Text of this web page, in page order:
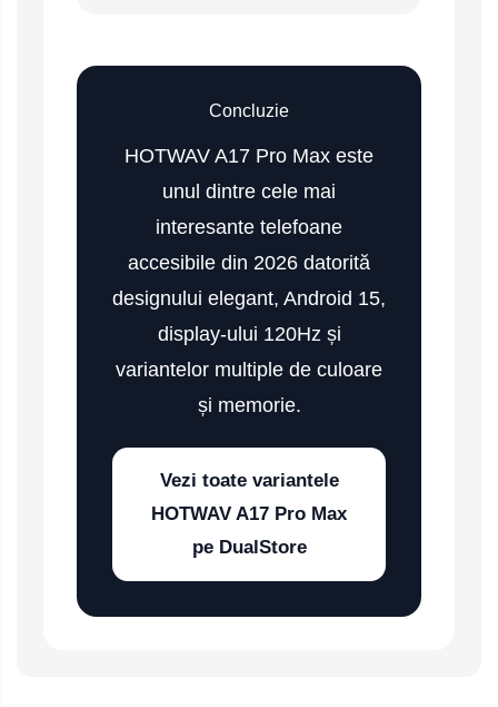
Concluzie
HOTWAV A17 Pro Max este
unul dintre cele mai
interesante telefoane
accesibile din 2026 datorită
designului elegant, Android 15,
display-ului 120Hz și
variantelor multiple de culoare
și memorie.
Vezi toate variantele
HOTWAV A17 Pro Max
pe DualStore